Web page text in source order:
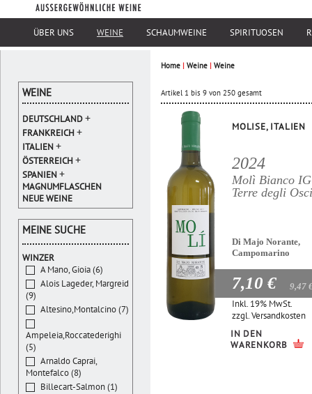
ÜBER UNS WEINE SCHAUMWEINE SPIRITUOSEN
Home | Weine | Weine
Artikel 1 bis 9 von 250 gesamt
MOLISE, ITALIEN
2024
Molì Bianco
Terre degli Osci
Di Majo Norante,
Campomarino
7,10 € 9,47
Inkl. 19% MwSt.
zzgl.Versandkosten
IN DEN
WARENKORB
WEINE
DEUTSCHLAND+
FRANKREICH+
ITALIEN+
ÖSTERREICH+
SPANIEN+
MAGNUMFLASCHEN
NEUE WEINE
MEINE SUCHE
WINZER
A Mano, Gioia (6)
Alois Lageder, Margreid
(9)
Altesino,Montalcino (7)
Ampeleia,Roccatederighi
(5)
Arnaldo Caprai,
Montefalco (8)
Billecart-Salmon (1)